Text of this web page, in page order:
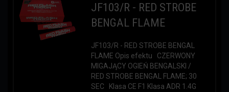
JF103/R - RED STROBE
BENGAL FLAME
JF103/R - RED STROBE BENGAL
FLAME Opis efektu CZERWONY
MIGAJĄCY OGIEŃ BENGALSKI /
RED STROBE BENGAL FLAME; 30
SEC Klasa CE F1 Klasa ADR 1.4G